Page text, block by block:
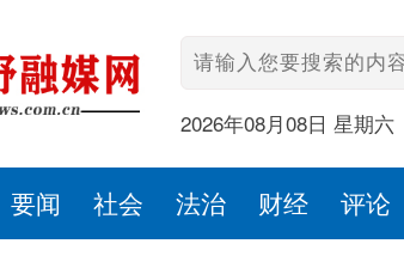
2026年08月08日 星期六
要闻 社会 法治 财经 评论